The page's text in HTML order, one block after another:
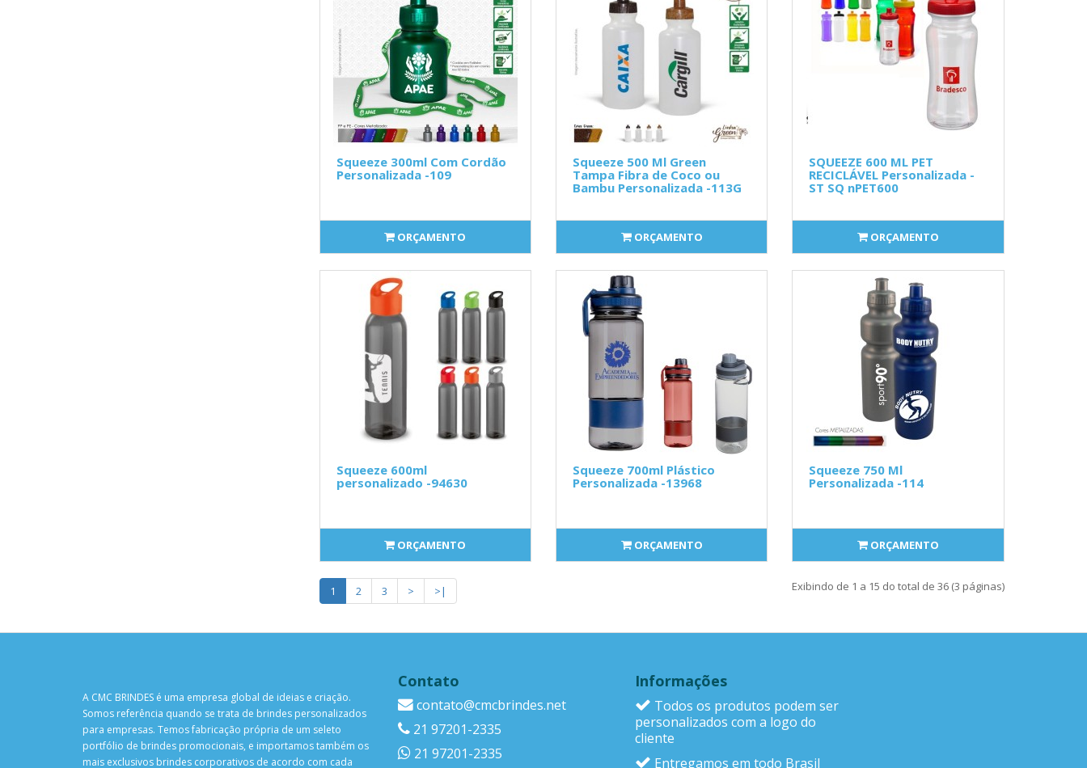
Squeeze 300ml Com Cordão
Personalizada -109
ORÇAMENTO
Squeeze 500 Ml Green
Tampa Fibra de Coco ou
Bambu Personalizada -113G
ORÇAMENTO
SQUEEZE 600 ML PET
RECICLÁVEL Personalizada -
ST SQ nPET600
ORÇAMENTO
Squeeze 600ml
personalizado -94630
ORÇAMENTO
Squeeze 700ml Plástico
Personalizada -13968
ORÇAMENTO
Squeeze 750 Ml
Personalizada -114
ORÇAMENTO
1 2 3 > >| Exibindo de 1 a 15 do total de 36 (3 páginas)
A CMC BRINDES é uma empresa global de ideias e criação.
Somos referência quando se trata de brindes personalizados
para empresas. Temos fabricação própria de um seleto
portfólio de brindes promocionais, e importamos também os
mais exclusivos brindes corporativos de acordo com cada
Contato
contato@cmcbrindes.net
21 97201-2335
21 97201-2335
Informações
Todos os produtos podem ser
personalizados com a logo do
cliente
Entregamos em todo Brasil